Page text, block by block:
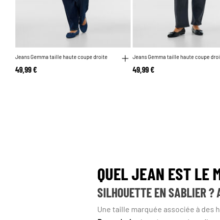
Jeans Gemma taille haute coupe droite
49,99 €
Jeans Gemma taille haute coupe
49,99 €
QUEL JEAN EST LE
SILHOUETTE EN SABLIER ?
Une taille marquée associée à